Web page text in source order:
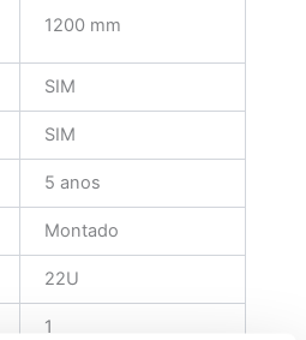
1200 mm
SIM
SIM
5 anos
Montado
22U
1